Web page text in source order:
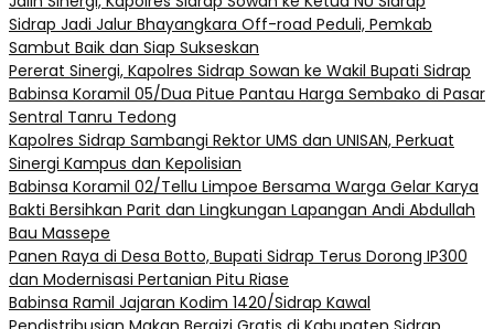
Sidrap Jadi Jalur Bhayangkara Off-road Peduli, Pemkab
Sambut Baik dan Siap Sukseskan
Pererat Sinergi, Kapolres Sidrap Sowan ke Wakil Bupati Sidrap
Babinsa Koramil 05/Dua Pitue Pantau Harga Sembako di Pasar
Sentral Tanru Tedong
Kapolres Sidrap Sambangi Rektor UMS dan UNISAN, Perkuat
Sinergi Kampus dan Kepolisian
Babinsa Koramil 02/Tellu Limpoe Bersama Warga Gelar Karya
Bakti Bersihkan Parit dan Lingkungan Lapangan Andi Abdullah
Bau Massepe
Panen Raya di Desa Botto, Bupati Sidrap Terus Dorong IP300
dan Modernisasi Pertanian Pitu Riase
Babinsa Ramil Jajaran Kodim 1420/Sidrap Kawal